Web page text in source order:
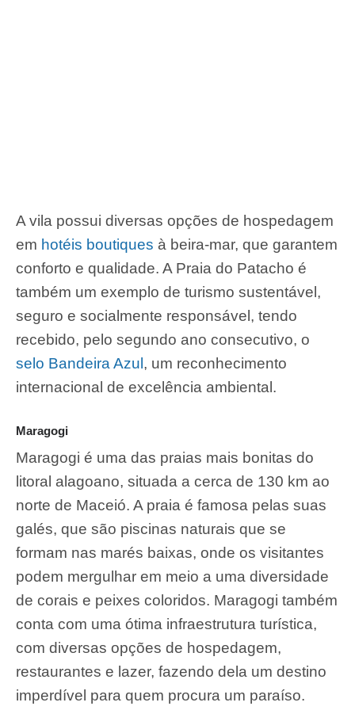
A vila possui diversas opções de hospedagem
em hotéis boutiques à beira-mar, que garantem
conforto e qualidade. A Praia do Patacho é
também um exemplo de turismo sustentável,
seguro e socialmente responsável, tendo
recebido, pelo segundo ano consecutivo, o
selo Bandeira Azul , um reconhecimento
internacional de excelência ambiental.
Maragogi
Maragogi é uma das praias mais bonitas do
litoral alagoano, situada a cerca de 130 km ao
norte de Maceió. A praia é famosa pelas suas
galés, que são piscinas naturais que se
formam nas marés baixas, onde os visitantes
podem mergulhar em meio a uma diversidade
de corais e peixes coloridos. Maragogi também
conta com uma ótima infraestrutura turística,
com diversas opções de hospedagem,
restaurantes e lazer, fazendo dela um destino
imperdível para quem procura um paraíso.